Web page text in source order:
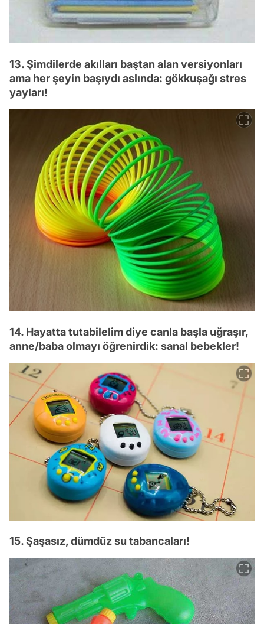
13. Şimdilerde akılları baştan alan versiyonları
ama her şeyin başıydı aslında: gökkuşağı stres
yayları!
14. Hayatta tutabilelim diye canla başla uğraşır,
anne/baba olmayı öğrenirdik: sanal bebekler!
15. Şaşasız, dümdüz su tabancaları!